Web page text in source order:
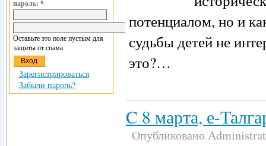
потенциалом, но и
судьбы детей не
это?…
C 8 марта, е-
Опубликовано
пароль: *
Оставьте это поле пустым для
защиты от спама
Зарегистрироваться
Забыли пароль?